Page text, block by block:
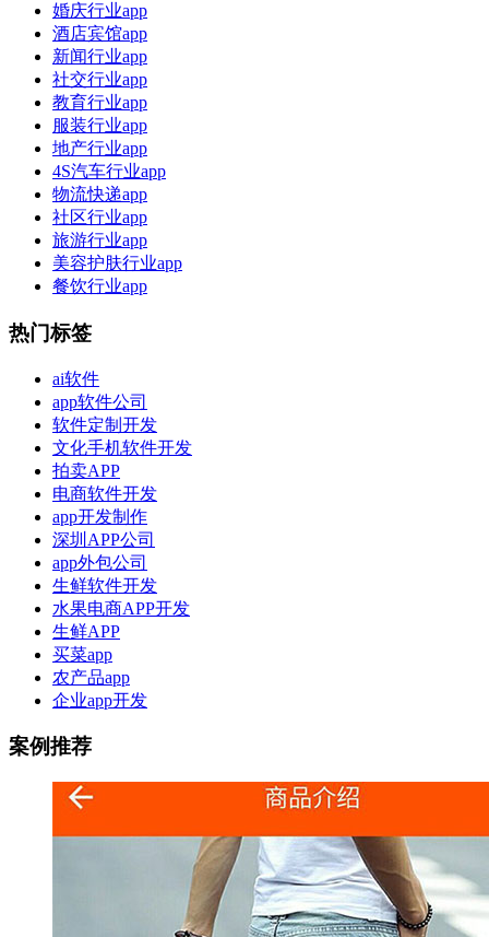
婚庆行业app
酒店宾馆app
新闻行业app
社交行业app
教育行业app
服装行业app
地产行业app
4S汽车行业app
物流快递app
社区行业app
旅游行业app
美容护肤行业app
餐饮行业app
热门标签
ai软件
app软件公司
软件定制开发
文化手机软件开发
拍卖APP
电商软件开发
app开发制作
深圳APP公司
app外包公司
生鲜软件开发
水果电商APP开发
生鲜APP
买菜app
农产品app
企业app开发
案例推荐